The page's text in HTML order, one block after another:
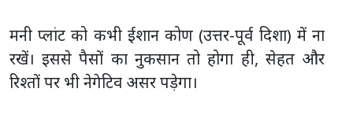
मनी प्लांट को कभी ईशान कोण (उत्तर-पूर्व दिशा) में ना
रखें। इससे पैसों का नुकसान तो होगा ही, सेहत और
रिश्तों पर भी नेगेटिव असर पड़ेगा।